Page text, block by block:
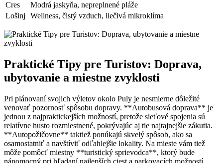
Cres
Modrá jaskyňa, nepreplnené pláže
Lošinj
Wellness, čistý vzduch, liečivá mikroklíma
Praktické Tipy pre Turistov: Doprava,
ubytovanie a miestne zvyklosti
Pri plánovaní svojich výletov okolo Puly je nesmierne dôležité
venovať pozornosť spôsobu dopravy. **Autobusová doprava** je
jednou z najpraktickejších možností, pretože sieťové spojenia sú
relatívne husto rozmiestnené, pokrývajúc aj tie najtajnejšie zákutia.
**Autopožičovne** taktiež ponúkajú skvelý spôsob, ako sa
osamostatniť a navštíviť odľahlejšie lokality. Na mieste vám tiež
môže pomôcť miestny **turistický sprievodca**, ktorý bude